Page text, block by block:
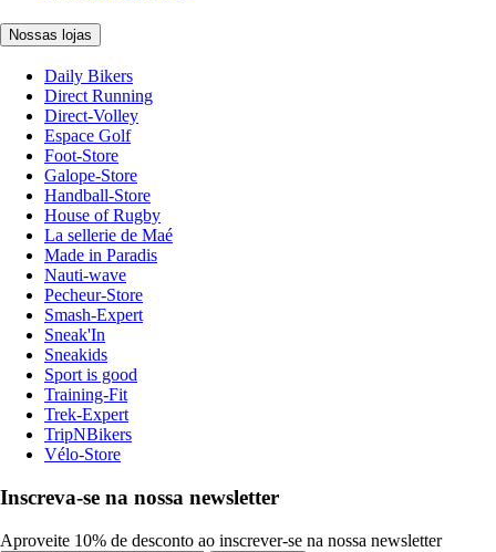
Nossas lojas
Daily Bikers
Direct Running
Direct-Volley
Espace Golf
Foot-Store
Galope-Store
Handball-Store
House of Rugby
La sellerie de Maé
Made in Paradis
Nauti-wave
Pecheur-Store
Smash-Expert
Sneak'In
Sneakids
Sport is good
Training-Fit
Trek-Expert
TripNBikers
Vélo-Store
Inscreva-se na nossa newsletter
Aproveite 10% de desconto ao inscrever-se na nossa newsletter